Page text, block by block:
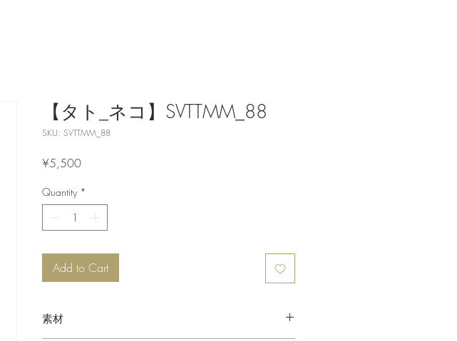
【タト_ネコ】SVTTMM_88
SKU: SVTTMM_88
¥5,500Price
Quantity *
Add to Cart
素材